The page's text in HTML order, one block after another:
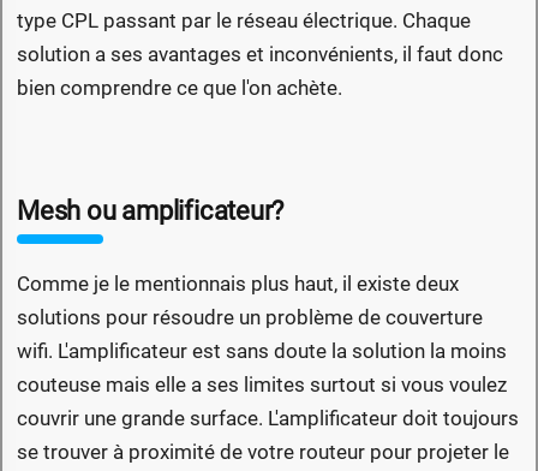
type CPL passant par le réseau électrique. Chaque
solution a ses avantages et inconvénients, il faut donc
bien comprendre ce que l'on achète.
Mesh ou amplificateur?
Comme je le mentionnais plus haut, il existe deux
solutions pour résoudre un problème de couverture
wifi. L'amplificateur est sans doute la solution la moins
couteuse mais elle a ses limites surtout si vous voulez
couvrir une grande surface. L'amplificateur doit toujours
se trouver à proximité de votre routeur pour projeter le